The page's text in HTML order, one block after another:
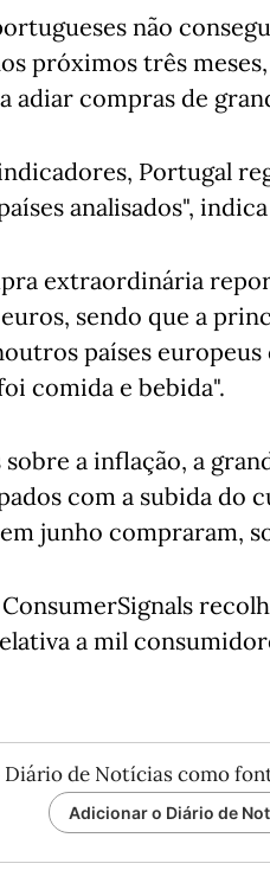
não
próximos três
adiar compras de
Portugal
analisados",
extraordinária
sendo que a
países europeus
comida e bebida".
sobre a inflação, a
com a subida do
junho compraram,
a mil
Diário de Notícias como
Adicionar o Diário de